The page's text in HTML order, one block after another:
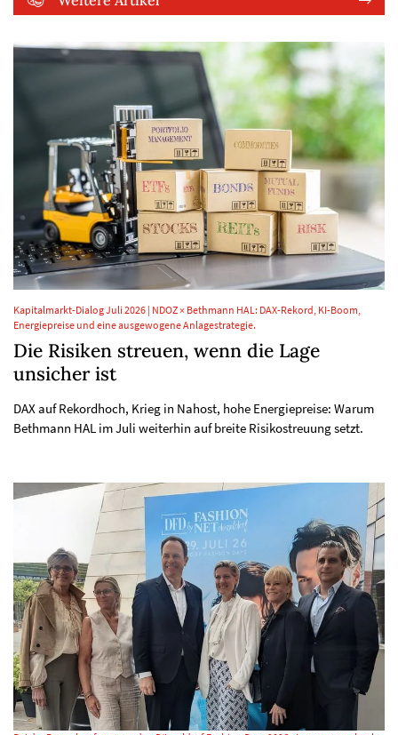
Kapitalmarkt-Dialog Juli 2026 | NDOZ × Bethmann HAL: DAX-Rekord, KI-Boom,
Energiepreise und eine ausgewogene Anlagestrategie.
Die Risiken streuen, wenn die Lage
unsicher ist
DAX auf Rekordhoch, Krieg in Nahost, hohe Energiepreise: Warum
Bethmann HAL im Juli weiterhin auf breite Risikostreuung setzt.